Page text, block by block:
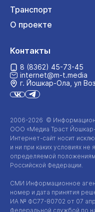
Транспорт
О проекте
2006-2026 ©
ООО «Медиа Траст
Интернет-сайт носит
и ни при каких условиях
определяемой
Российской Федерации.
СМИ Информационное
номер и дата принятия
ИА № ФС77-80702 от 07
Федеральной службой по
Контакты
8 (8362) 45-73-45
internet@m-t.media
г. Йошкар‑Ола, ул